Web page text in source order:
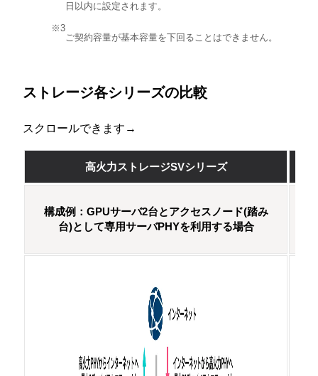
日以内に設定されます。
ご契約容量が基本容量を下回ることはできません。
ストレージ各シリーズの比較
スクロールできます→
高火力ストレージSVシリーズ
構成例：GPUサーバ2台とアクセスノード(踏み
台)として専用サーバPHYを利用する場合